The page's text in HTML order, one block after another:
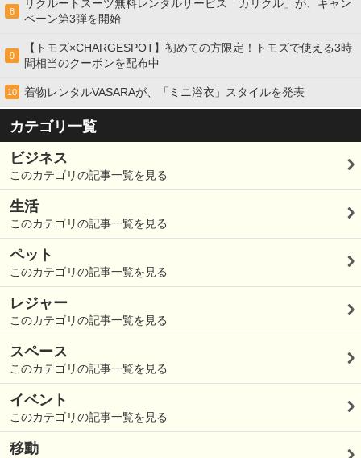
8
リクルートスーツ無料レンタルサービス「カリクル」が、キャン
ペーン第3弾を開始
9
【トモズ×CHARGESPOT】初めての方限定！トモズで使える3時
間相当のクーポンを配布中
10 着物レンタルVASARAが、「ミニ浴衣」スタイルを発表
カテゴリ一覧
ビジネス
このカテゴリの記事一覧を見る
生活
このカテゴリの記事一覧を見る
ペット
このカテゴリの記事一覧を見る
レジャー
このカテゴリの記事一覧を見る
スペース
このカテゴリの記事一覧を見る
イベント
このカテゴリの記事一覧を見る
移動